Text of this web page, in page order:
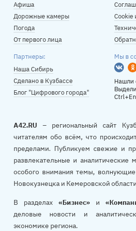
Афиша
Дорожные камеры
Погода
От первого лица
Cookie
Партнеры:
Наша Сибирь
Сделано в Кузбассе
Блог "Цифрового города"
Мы в
Нашли
A42.RU – региональный сайт
читателям обо всём, что
пределами. Публикуем свежие и
развлекательные и аналитические
особого внимания темы,
Новокузнецка и Кемеровской
В разделах «Бизнес»и
деловые новости и
экономике региона.